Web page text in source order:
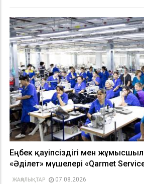
Еңбек қауіпсіздігі мен
«Әділет» мүшелері «Qarmet
ЖАҢАЛЫҚТАР 07.08.2026